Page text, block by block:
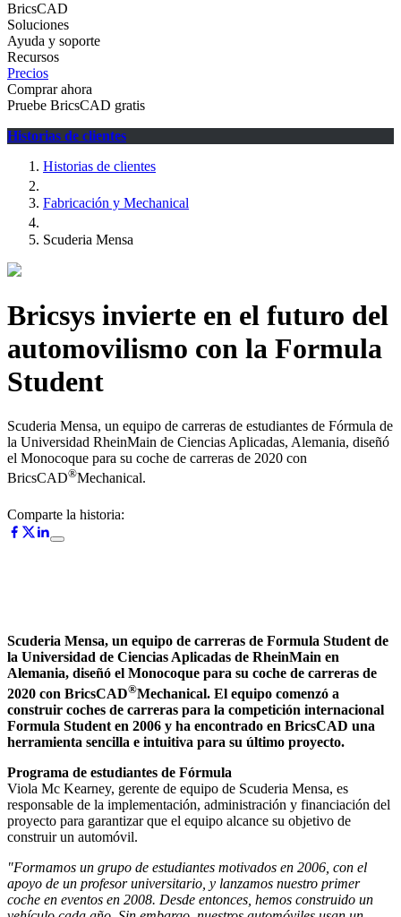
BricsCAD
Soluciones
Ayuda y soporte
Recursos
Precios
Comprar ahora
Pruebe BricsCAD gratis
Historias de clientes
Historias de clientes
Fabricación y Mechanical
Scuderia Mensa
Bricsys invierte en el futuro del
automovilismo con la Formula
Student
Scuderia Mensa, un equipo de carreras de estudiantes de Fórmula de
la Universidad RheinMain de Ciencias Aplicadas, Alemania, diseñó
el Monocoque para su coche de carreras de 2020 con
BricsCAD®Mechanical.
Comparte la historia:
Scuderia Mensa, un equipo de carreras de Formula Student de
la Universidad de Ciencias Aplicadas de RheinMain en
Alemania, diseñó el Monocoque para su coche de carreras de
2020 con BricsCAD®Mechanical. El equipo comenzó a
construir coches de carreras para la competición internacional
Formula Student en 2006 y ha encontrado en BricsCAD una
herramienta sencilla e intuitiva para su último proyecto.
Programa de estudiantes de Fórmula
Viola Mc Kearney, gerente de equipo de Scuderia Mensa, es
responsable de la implementación, administración y financiación del
proyecto para garantizar que el equipo alcance su objetivo de
construir un automóvil.
"Formamos un grupo de estudiantes motivados en 2006, con el
apoyo de un profesor universitario, y lanzamos nuestro primer
coche en eventos en 2008. Desde entonces, hemos construido un